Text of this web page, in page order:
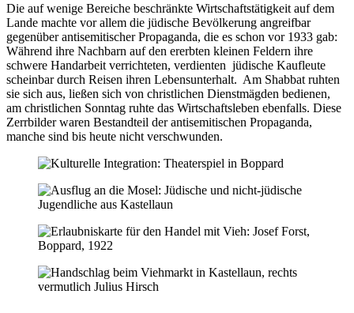
Die auf wenige Bereiche beschränkte Wirtschaftstätigkeit auf dem
Lande machte vor allem die jüdische Bevölkerung angreifbar
gegenüber antisemitischer Propaganda, die es schon vor 1933 gab:
Während ihre Nachbarn auf den ererbten kleinen Feldern ihre
schwere Handarbeit verrichteten, verdienten jüdische Kaufleute
scheinbar durch Reisen ihren Lebensunterhalt. Am Shabbat ruhten
sie sich aus, ließen sich von christlichen Dienstmägden bedienen,
am christlichen Sonntag ruhte das Wirtschaftsleben ebenfalls. Diese
Zerrbilder waren Bestandteil der antisemitischen Propaganda,
manche sind bis heute nicht verschwunden.